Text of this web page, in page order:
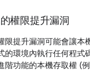
權限提升漏洞
限提升漏洞可能會讓本
的環境內執行任何程式
階功能的本機存取權 (